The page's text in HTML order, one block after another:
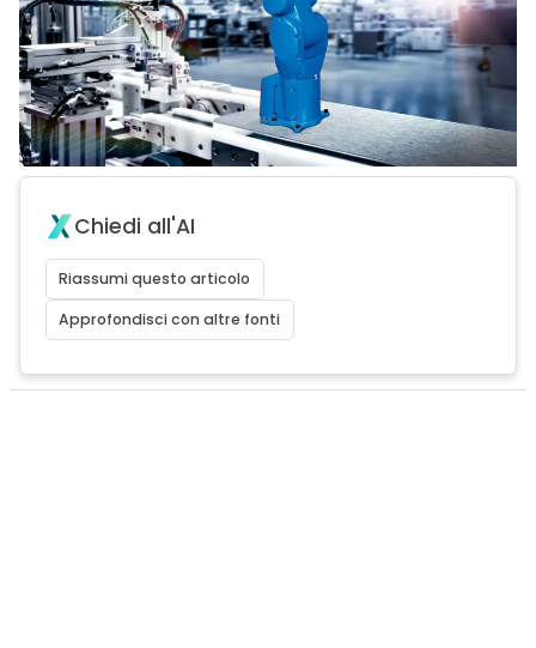
Chiedi all'AI
Riassumi questo articolo
Approfondisci con altre fonti